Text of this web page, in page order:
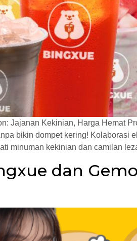
Jajanan Kekinian, Harga Hemat
bikin dompet kering!
minuman kekinian dan camilan
dan